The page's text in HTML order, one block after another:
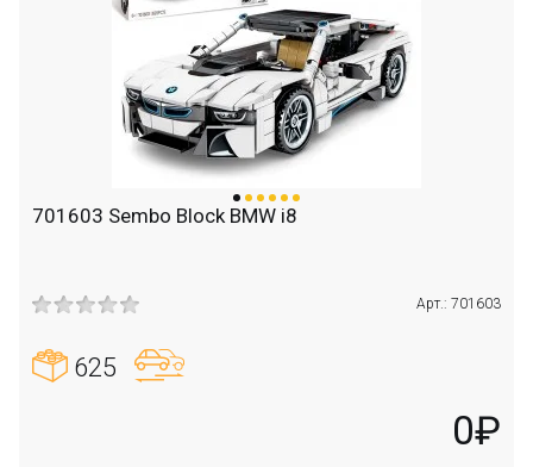
701603 Sembo Block BMW i8
Арт.: 701603
625
0₽